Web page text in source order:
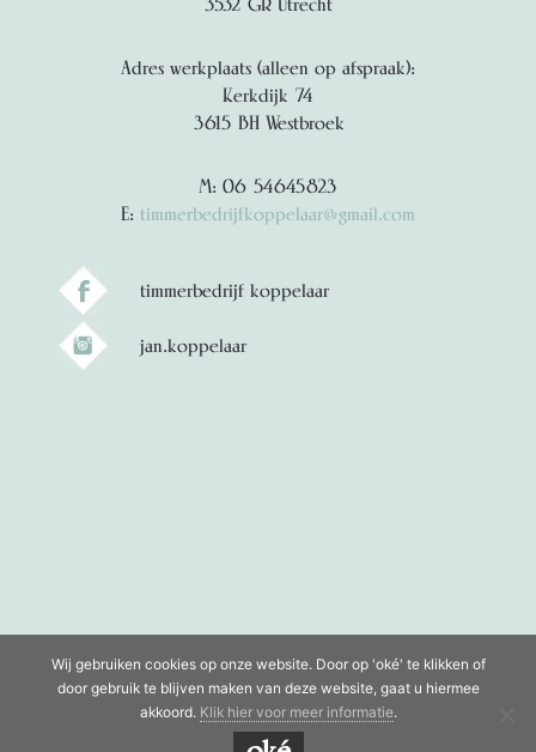
Adres werkplaats (alleen op afspraak):
Kerkdijk 74
3615 BH Westbroek
M: 06 54645823
E: timmerbedrijfkoppelaar@gmail.com
timmerbedrijf koppelaar
jan.koppelaar
Wij gebruiken cookies op onze website. Door op 'oké' te klikken of
door gebruik te blijven maken van deze website, gaat u hiermee
akkoord. Klik hier voor meer informatie.